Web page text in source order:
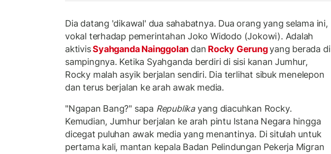
Dia datang 'dikawal' dua sahabatnya. Dua orang yang selama ini,
vokal terhadap pemerintahan Joko Widodo (Jokowi). Adalah
aktivisSyahganda Nainggolan dan Rocky Gerungyang berada di
sampingnya. Ketika Syahganda berdiri di sisi kanan Jumhur,
Rocky malah asyik berjalan sendiri. Dia terlihat sibuk menelepon
dan terus berjalan ke arah awak media.
"Ngapan Bang?" sapa Republikayang diacuhkan Rocky.
Kemudian, Jumhur berjalan ke arah pintu Istana Negara hingga
dicegat puluhan awak media yang menantinya. Di situlah untuk
pertama kali, mantan kepala Badan Pelindungan Pekerja Migran